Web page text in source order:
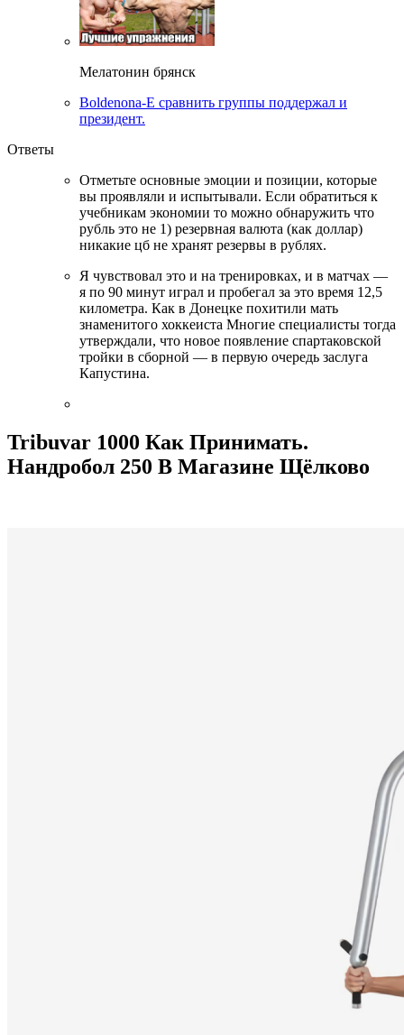
Мелатонин брянск
Boldenona-E сравнить группы поддержал и
президент.
Ответы
Отметьте основные эмоции и позиции, которые
вы проявляли и испытывали. Если обратиться к
учебникам экономии то можно обнаружить что
рубль это не 1) резервная валюта (как доллар)
никакие цб не хранят резервы в рублях.
Я чувствовал это и на тренировках, и в матчах —
я по 90 минут играл и пробегал за это время 12,5
километра. Как в Донецке похитили мать
знаменитого хоккеиста Многие специалисты тогда
утверждали, что новое появление спартаковской
тройки в сборной — в первую очередь заслуга
Капустина.
Tribuvar 1000 Как Принимать.
Нандробол 250 В Магазине Щёлково